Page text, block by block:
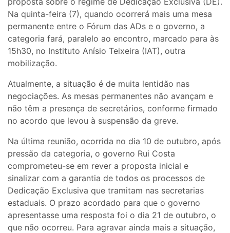
Na quinta-feira (7), quando ocorrerá mais uma mesa
permanente entre o Fórum das ADs e o governo, a
categoria fará, paralelo ao encontro, marcado para às
15h30, no Instituto Anísio Teixeira (IAT), outra
mobilização.
Atualmente, a situação é de muita lentidão nas
negociações. As mesas permanentes não avançam e
não têm a presença de secretários, conforme firmado
no acordo que levou à suspensão da greve.
Na última reunião, ocorrida no dia 10 de outubro, após
pressão da categoria, o governo Rui Costa
comprometeu-se em rever a proposta inicial e
sinalizar com a garantia de todos os processos de
Dedicação Exclusiva que tramitam nas secretarias
estaduais. O prazo acordado para que o governo
apresentasse uma resposta foi o dia 21 de outubro, o
que não ocorreu. Para agravar ainda mais a situação,